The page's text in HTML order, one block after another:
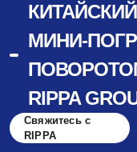
МИНИ-
RIPPA
Свяжитесь с
RIPPA